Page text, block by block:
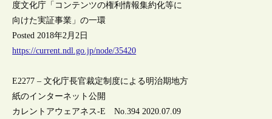
度文化庁「コンテンツの権利情報集約化等に
向けた実証事業」の一環
Posted 2018年2月2日
https://current.ndl.go.jp/node/35420
E2277 – 文化庁長官裁定制度による明治期地方
紙のインターネット公開
カレントアウェアネス-E No.394 2020.07.09